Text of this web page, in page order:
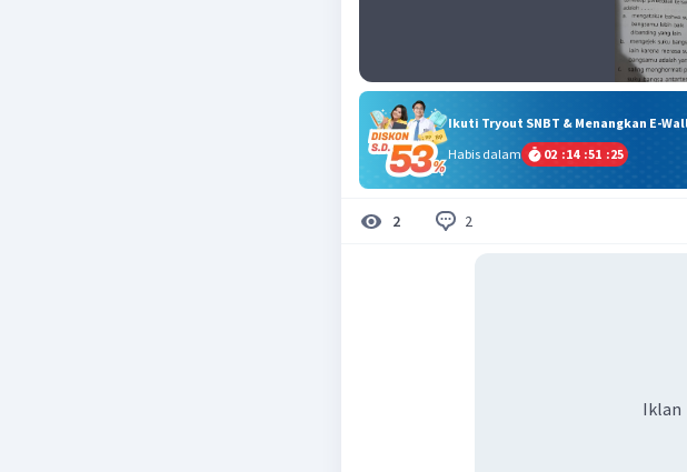
Ikuti Tryout SNBT & Menangkan E-
Habis dalam
02 :14 :51 :24
2 2
Iklan